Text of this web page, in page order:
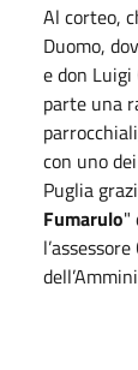
Al corteo,
Duomo,
e don
parte una
con uno
Puglia
Fumarulo"